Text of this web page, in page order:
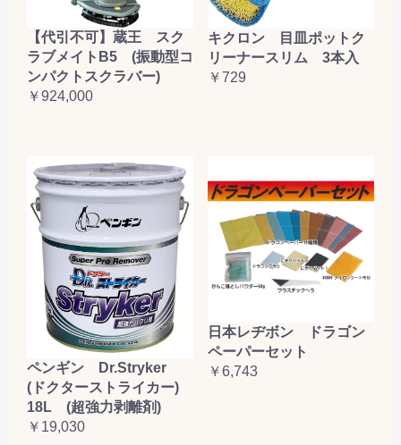
【代引不可】蔵王 スク
ラブメイトB5 (振動型コ
ンパクトスクラバー)
￥924,000
キクロン 目皿ポットク
リーナースリム 3本入
￥729
ペンギン Dr.Stryker
(ドクターストライカー)
18L (超強力剥離剤)
￥19,030
日本レヂボン ドラゴン
ペーパーセット
￥6,743